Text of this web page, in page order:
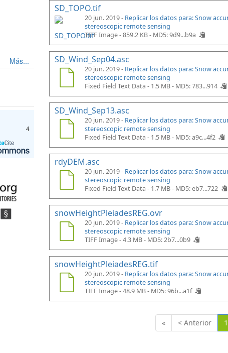
Más...
4
SD_TOPO.tif
20 jun. 2019 - Replicar los datos para: Snow
stereoscopic remote sensing
TIFF Image - 859.2 KB - MD5: 9d9...b9a
SD_Wind_Sep04.asc
20 jun. 2019 - Replicar los datos para: Snow
stereoscopic remote sensing
Fixed Field Text Data - 1.5 MB - MD5: 783...914
SD_Wind_Sep13.asc
20 jun. 2019 - Replicar los datos para: Snow
stereoscopic remote sensing
Fixed Field Text Data - 1.5 MB - MD5: a9c...4f2
rdyDEM.asc
20 jun. 2019 - Replicar los datos para: Snow
stereoscopic remote sensing
Fixed Field Text Data - 1.7 MB - MD5: eb7...722
snowHeightPleiadesREG.ovr
20 jun. 2019 - Replicar los datos para: Snow
stereoscopic remote sensing
TIFF Image - 4.3 MB - MD5: 2b7...0b9
snowHeightPleiadesREG.tif
20 jun. 2019 - Replicar los datos para: Snow
stereoscopic remote sensing
TIFF Image - 48.9 MB - MD5: 96b...a1f
« < Anterior 1